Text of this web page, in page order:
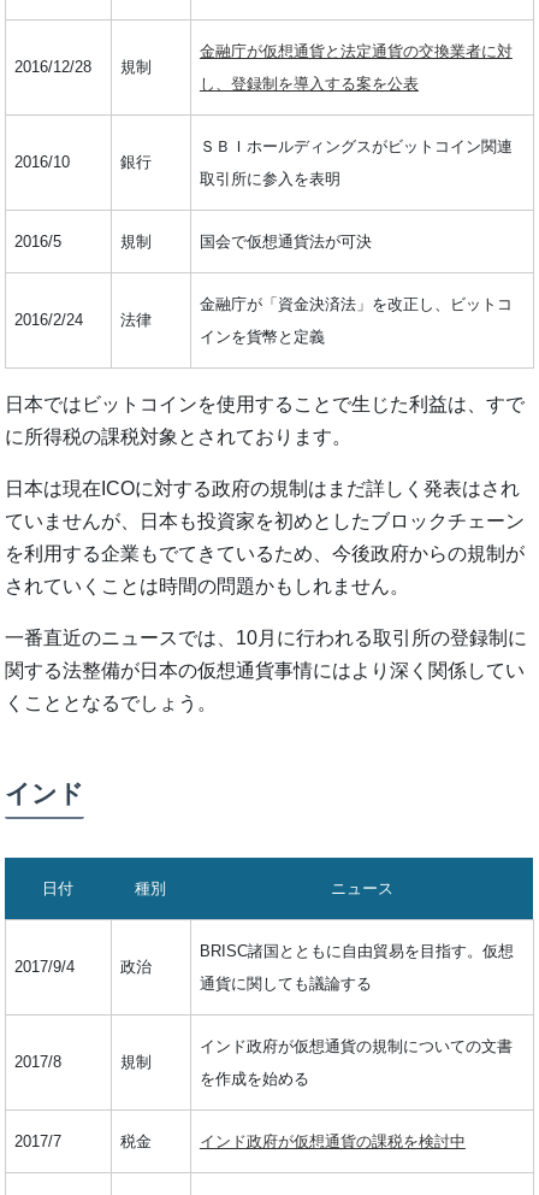
2016/12/28 規制
金融庁が仮想通貨と法定通貨の交換業者に対
し、登録制を導入する案を公表
2016/10 銀行
ＳＢＩホールディングスがビットコイン関連
取引所に参入を表明
2016/5 規制 国会で仮想通貨法が可決
2016/2/24 法律
金融庁が「資金決済法」を改正し、ビットコ
インを貨幣と定義
日本ではビットコインを使用することで生じた利益は、すで
に所得税の課税対象とされております。
日本は現在ICOに対する政府の規制はまだ詳しく発表はされ
ていませんが、日本も投資家を初めとしたブロックチェーン
を利用する企業もでてきているため、今後政府からの規制が
されていくことは時間の問題かもしれません。
一番直近のニュースでは、10月に行われる取引所の登録制に
関する法整備が日本の仮想通貨事情にはより深く関係してい
くこととなるでしょう。
インド
日付 種別 ニュース
2017/9/4 政治
BRISC諸国とともに自由貿易を目指す。仮想
通貨に関しても議論する
2017/8 規制
インド政府が仮想通貨の規制についての文書
を作成を始める
2017/7 税金 インド政府が仮想通貨の課税を検討中